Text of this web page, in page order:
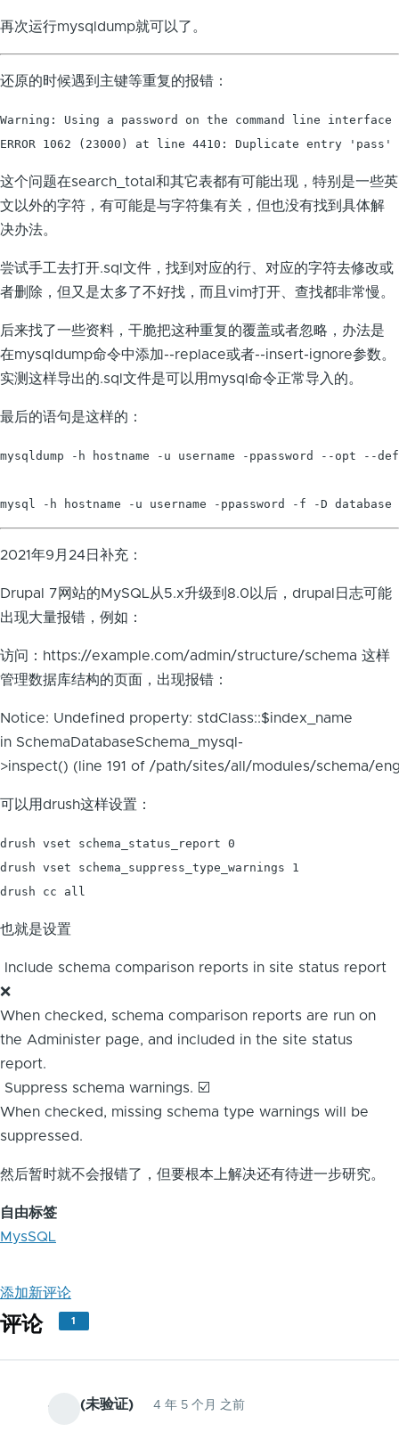
再次运行mysqldump就可以了。
还原的时候遇到主键等重复的报错：
Warning: Using a password on the command line
ERROR 1062 (23000) at line 4410: Duplicate entry 'pass'
这个问题在search_total和其它表都有可能出现，特别是一些英
文以外的字符，有可能是与字符集有关，但也没有找到具体解
决办法。
尝试手工去打开.sql文件，找到对应的行、对应的字符去修改或
者删除，但又是太多了不好找，而且vim打开、查找都非常慢。
后来找了一些资料，干脆把这种重复的覆盖或者忽略，办法是
在mysqldump命令中添加--replace或者--insert-ignore参数。
实测这样导出的.sql文件是可以用mysql命令正常导入的。
最后的语句是这样的：
mysqldump -h hostname -u username -ppassword --opt
mysql -h hostname -u username -ppassword -f -D
2021年9月24日补充：
Drupal 7网站的MySQL从5.x升级到8.0以后，drupal日志可能
出现大量报错，例如：
访问：https://example.com/admin/structure/schema 这样
管理数据库结构的页面，出现报错：
Notice: Undefined property: stdClass::$index_name
in SchemaDatabaseSchema_mysql-
>inspect() (line 191 of /path/sites/all/modules/schema/
可以用drush这样设置：
drush vset schema_status_report 0
drush vset schema_suppress_type_warnings 1
drush cc all
也就是设置
Include schema comparison reports in site status report
❌
When checked, schema comparison reports are run on
the Administer page, and included in the site status
report.
Suppress schema warnings. ☑️
When checked, missing schema type warnings will be
suppressed.
然后暂时就不会报错了，但要根本上解决还有待进一步研究。
自由标签
MysSQL
添加新评论
评论 1
小文 (未验证) 4 年 5 个月 之前